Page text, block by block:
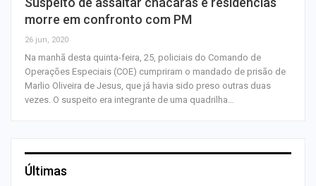
morre em confronto com PM
26 jun, 2020
Na manhã desta quinta-feira, 25, policiais do Comando de
Operações Especiais (COE) cumpriram o mandado de prisão de
Marlio Oliveira de Jesus, que já havia sido preso outras duas
vezes. O suspeito era integrante de uma quadrilha…
Últimas